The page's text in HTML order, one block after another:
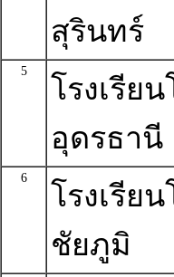
สุรินทร์
5
โรงเรีย
อุดรธานี
6
โรงเรีย
ชัยภูมิ